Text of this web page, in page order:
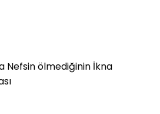
Nefsin ölmediğinin İkna